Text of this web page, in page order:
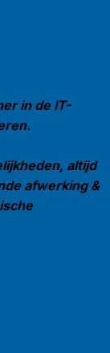
in de IT-
altijd
afwerking &